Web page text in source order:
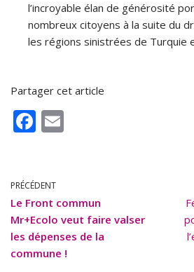
l’incroyable élan de générosité
nombreux citoyens à la suite du
les régions sinistrées de Turquie
Partager cet article
F
b
o
o
k
PRÉCÉDENT
Le Front commun
Mr+Ecolo veut faire valser
les dépenses de la
commune !